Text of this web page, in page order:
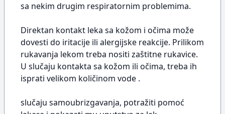
sa nekim drugim respiratornim problemima.
Direktan kontakt leka sa kožom i očima može
dovesti do iritacije ili alergijske reakcije. Prilikom
rukavanja lekom treba nositi zaštitne rukavice.
U slučaju kontakta sa kožom ili očima, treba ih
isprati velikom količinom vode .
slučaju samoubrizgavanja, potražiti pomoć